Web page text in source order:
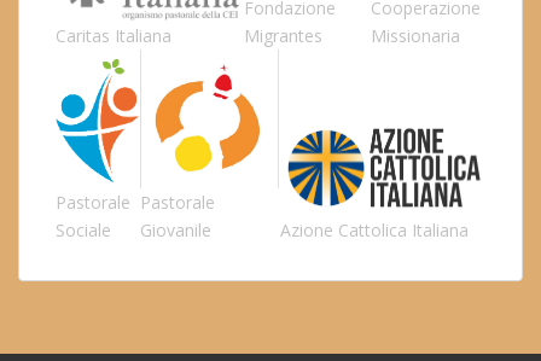
Caritas Italiana
Fondazione
Migrantes
Cooperazione
Missionaria
Pastorale
Sociale
Pastorale
Giovanile
Azione Cattolica Italiana